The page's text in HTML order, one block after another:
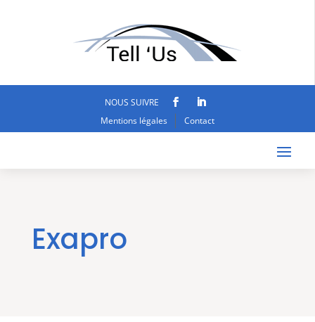
NOUS SUIVRE
Mentions légales
Contact
Exapro